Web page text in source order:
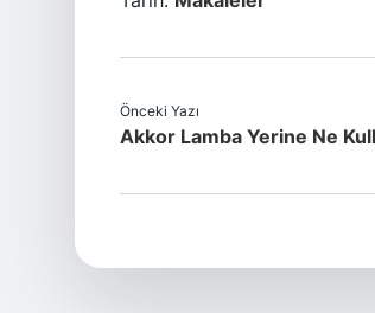
Önceki Yazı
Akkor Lamba Yerine Ne